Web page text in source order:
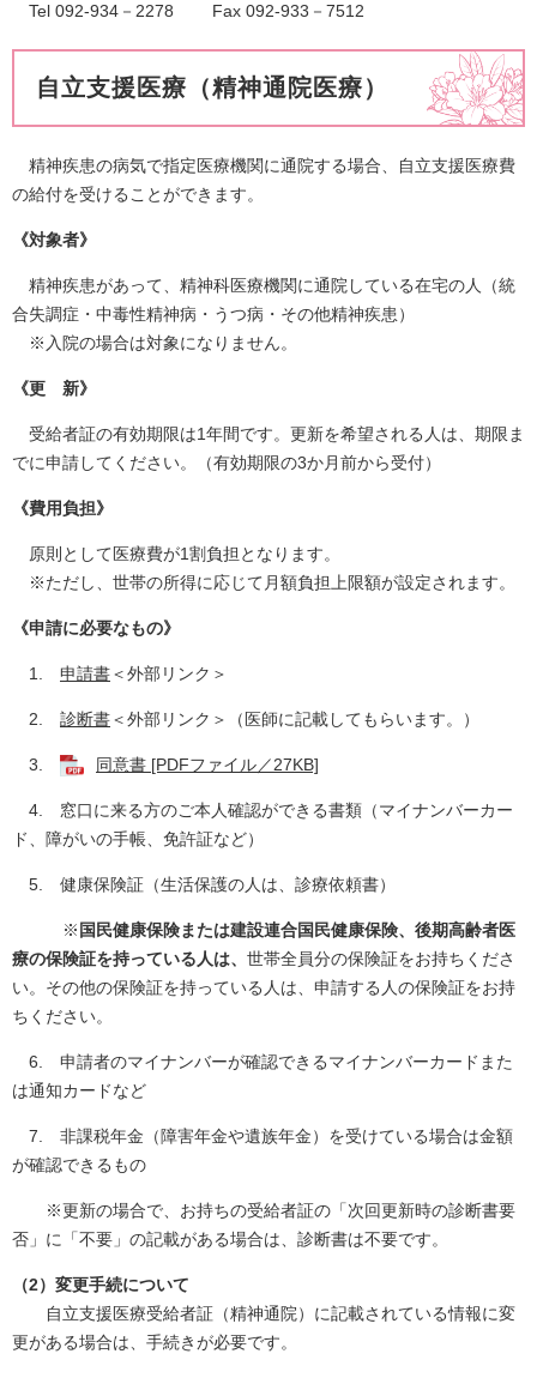
Tel 092-934－2278 Fax 092-933－7512
自立支援医療（精神通院医療）
精神疾患の病気で指定医療機関に通院する場合、自立支援医療費
の給付を受けることができます。
《対象者》
精神疾患があって、精神科医療機関に通院している在宅の人（統
合失調症・中毒性精神病・うつ病・その他精神疾患）
※入院の場合は対象になりません。
《更 新》
受給者証の有効期限は1年間です。更新を希望される人は、期限ま
でに申請してください。（有効期限の3か月前から受付）
《費用負担》
原則として医療費が1割負担となります。
※ただし、世帯の所得に応じて月額負担上限額が設定されます。
《申請に必要なもの》
1. 申請書＜外部リンク＞
2. 診断書＜外部リンク＞ （医師に記載してもらいます。）
3. 同意書 [PDFファイル／27KB]
4. 窓口に来る方のご本人確認ができる書類（マイナンバーカー
ド、障がいの手帳、免許証など）
5. 健康保険証（生活保護の人は、診療依頼書）
※ 国民健康保険または建設連合国民健康保険、後期高齢者医
療の保険証を持っている人は、 世帯全員分の保険証をお持ちくださ
い。その他の保険証を持っている人は、申請する人の保険証をお持
ちください。
6. 申請者のマイナンバーが確認できるマイナンバーカードまた
は通知カードなど
7. 非課税年金（障害年金や遺族年金）を受けている場合は金額
が確認できるもの
※更新の場合で、お持ちの受給者証の「次回更新時の診断書要
否」に「不要」の記載がある場合は、診断書は不要です。
（2）変更手続について
自立支援医療受給者証（精神通院）に記載されている情報に変
更がある場合は、手続きが必要です。